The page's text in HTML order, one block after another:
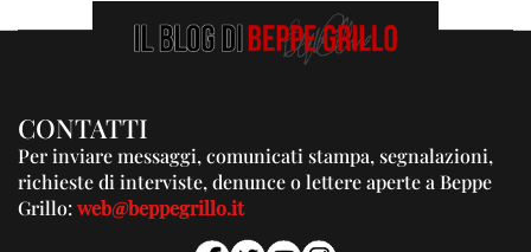
CONTATTI
Per inviare messaggi, comunicati stampa, segnalazioni,
richieste di interviste, denunce o lettere aperte a Beppe
Grillo:web@beppegrillo.it